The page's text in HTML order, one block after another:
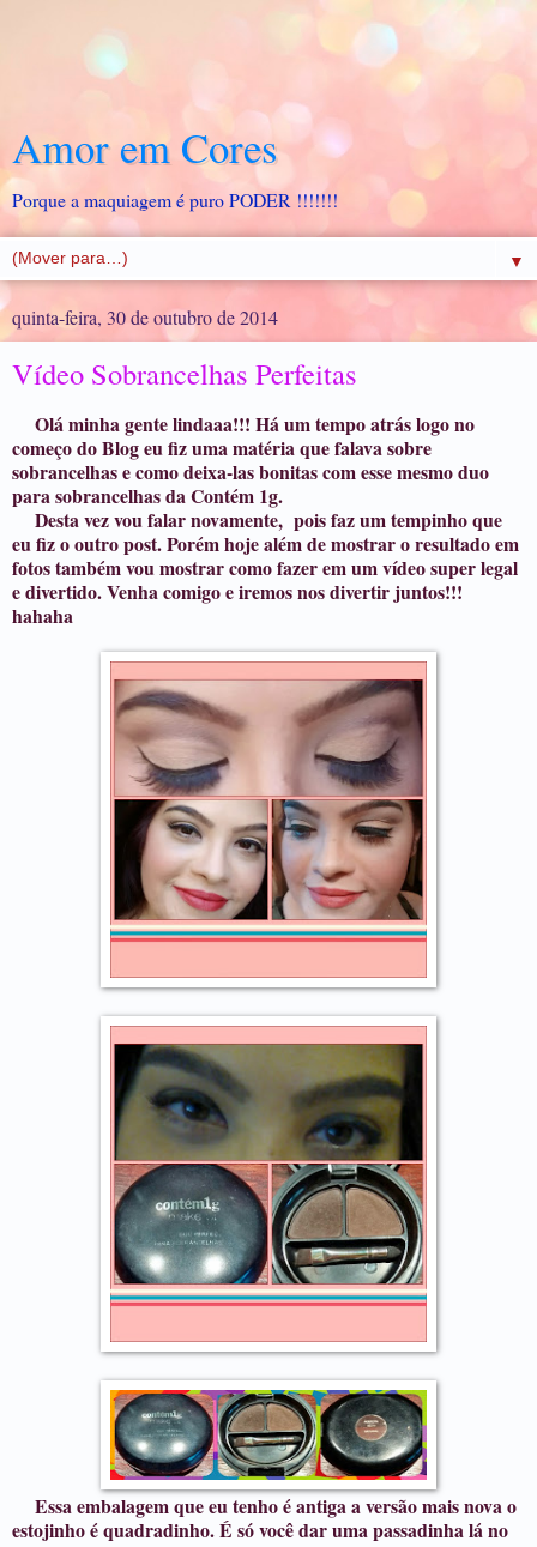
Amor em Cores
Porque a maquiagem é puro PODER !!!!!!!
▼
quinta-feira, 30 de outubro de 2014
Vídeo Sobrancelhas Perfeitas
Olá minha gente lindaaa!!! Há um tempo atrás logo no
começo do Blog eu fiz uma matéria que falava sobre
sobrancelhas e como deixa-las bonitas com esse mesmo duo
para sobrancelhas da Contém 1g.
Desta vez vou falar novamente, pois faz um tempinho que
eu fiz o outro post. Porém hoje além de mostrar o resultado em
fotos também vou mostrar como fazer em um vídeo super legal
e divertido. Venha comigo e iremos nos divertir juntos!!!
hahaha
Essa embalagem que eu tenho é antiga a versão mais nova o
estojinho é quadradinho. É só você dar uma passadinha lá no